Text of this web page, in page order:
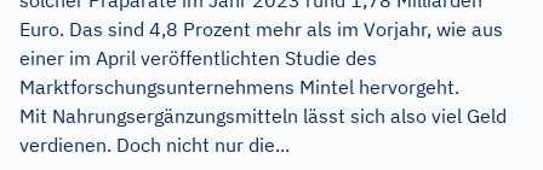
Euro. Das sind 4,8 Prozent mehr als im Vorjahr, wie aus
einer im April veröffentlichten Studie des
Marktforschungsunternehmens Mintel hervorgeht.
Mit Nahrungsergänzungsmitteln lässt sich also viel Geld
verdienen. Doch nicht nur die...